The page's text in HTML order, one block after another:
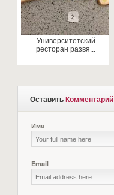
Университетский
ресторан развя...
ОставитьКомментарий
Имя
Email